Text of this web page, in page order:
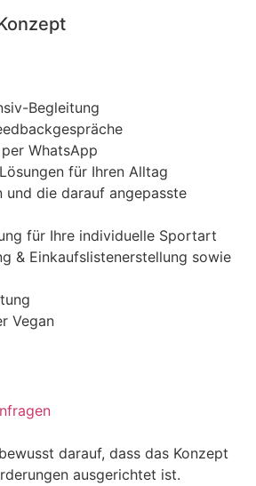
Begleitung
WhatsApp
für Ihren Alltag
und die darauf angepasste
für Ihre individuelle Sportart
& Einkaufslistenerstellung sowie
Vegan
darauf, dass das Konzept
ausgerichtet ist.